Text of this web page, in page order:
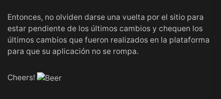
Entonces, no olviden darse una vuelta por el sitio para
estar pendiente de los últimos cambios y chequen los
últimos cambios que fueron realizados en la plataforma
para que su aplicación no se rompa.
Cheers!